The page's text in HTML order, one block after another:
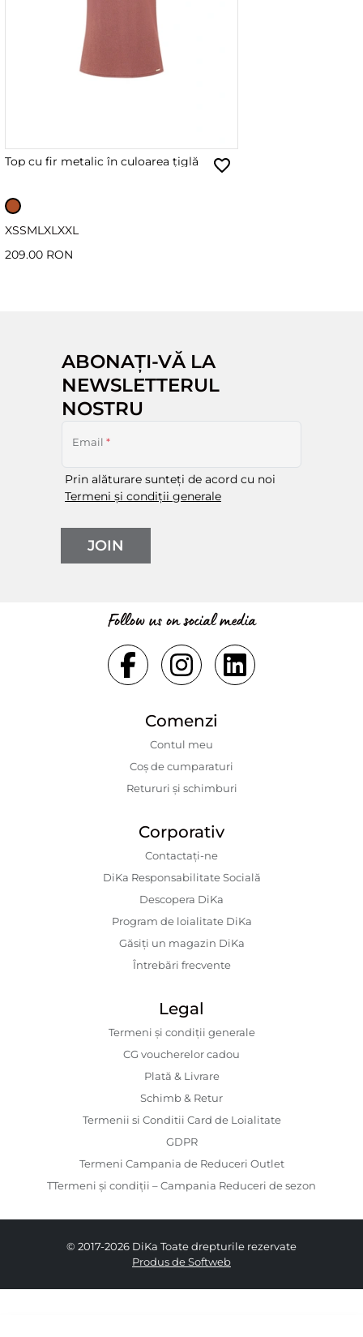
Top cu fir metalic în culoarea țiglă
XSSML XL XXL
209.00 RON
ABONAȚI-VĂ LA
NEWSLETTERUL
NOSTRU
Email *
Prin alăturare sunteți de acord cu noi
Termeni și condiții generale
JOIN
Follow us on social media
Comenzi
Contul meu
Coș de cumparaturi
Retururi și schimburi
Corporativ
Contactaţi-ne
DiKa Responsabilitate Socială
Descopera DiKa
Program de loialitate DiKa
Găsiți un magazin DiKa
Întrebări frecvente
Legal
Termeni și condiții generale
CG voucherelor cadou
Plată & Livrare
Schimb & Retur
Termenii si Conditii Card de Loialitate
GDPR
Termeni Campania de Reduceri Outlet
TTermeni și condiții – Campania Reduceri de sezon
© 2017-2026 DiKa Toate drepturile rezervate
Produs de Softweb